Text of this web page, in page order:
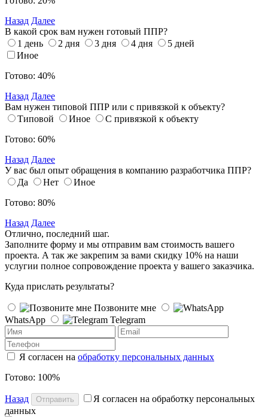
Назад Далее
В какой срок вам нужен готовый ППР?
1 день
2 дня 3 дня 4 дня
5 дней
Иное
Готово: 40%
Назад Далее
Вам нужен типовой ППР или с привязкой к объекту?
Типовой
Иное
С привязкой к объекту
Готово: 60%
Назад Далее
У вас был опыт обращения в компанию разработчика ППР?
Да
Нет
Иное
Готово: 80%
Назад Далее
Отлично, последний шаг.
Заполните форму и мы отправим вам стоимость вашего
проекта. А так же закрепим за вами скидку 10% на наши
услугии полное сопровождение проекта у вашего заказчика.
Куда прислать результаты?
Позвоните мне
WhatsApp
Telegram
Я согласен на обработку персональных данных
Готово: 100%
Назад Отправить
Я согласен на обработку персональных
данных